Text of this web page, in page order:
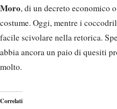
Moro, di un decreto economico
costume. Oggi, mentre i
facile scivolare nella retorica.
abbia ancora un paio di quesiti
molto.
Correlati